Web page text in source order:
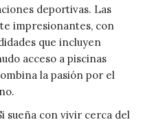
deportivas. Las
impresionantes, con
que incluyen
acceso a piscinas
la pasión por el
sueña con vivir cerca del